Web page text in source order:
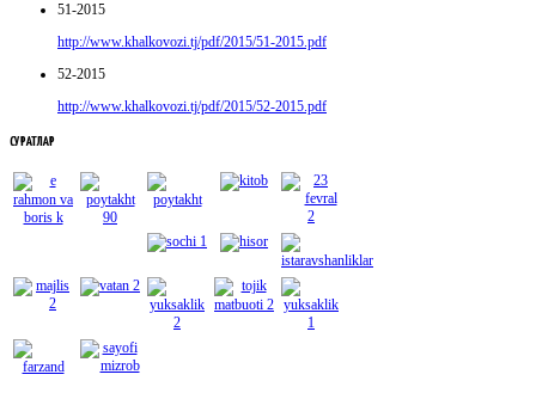
51-2015
http://www.khalkovozi.tj/pdf/2015/51-2015.pdf
52-2015
http://www.khalkovozi.tj/pdf/2015/52-2015.pdf
СУРАТЛАР